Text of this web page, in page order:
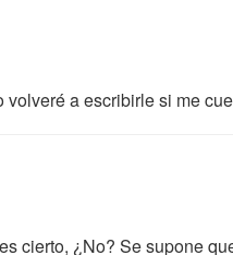
volveré a escribirle si me
cierto, ¿No? Se supone